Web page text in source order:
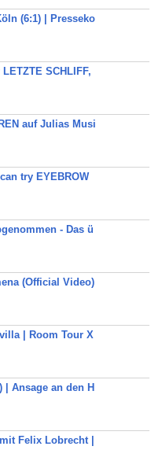
(6:1) | Presseko
SCHLIFF,
auf Julias Musi
try EYEBROW
- Das ü
(Official Video)
| Room Tour X
| Ansage an den H
Felix Lobrecht |